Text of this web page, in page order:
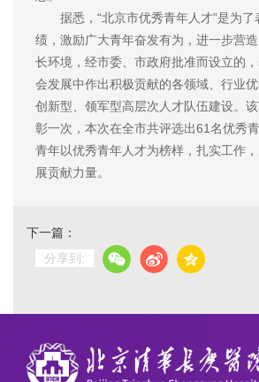
据悉，“北京市优秀青年人才”是为了
绩，激励广大青年奋发有为，进一步营
长环境，经市委、市政府批准而设立的
会发展中作出积极贡献的各领域、行业
创新型、领军型高层次人才队伍建设。
彰一次，本次在全市共评选出61名优秀
青年以优秀青年人才为榜样，扎实工作
展贡献力量。
下一篇：
分享到: